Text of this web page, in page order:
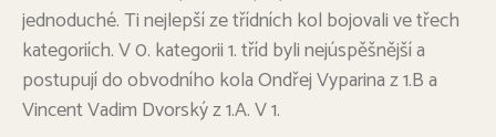
jednoduché. Ti nejlepší ze třídních kol bojovali ve třech
kategoriích. V 0. kategorii 1. tříd byli nejúspěšnější a
postupují do obvodního kola Ondřej Vyparina z 1.B a
Vincent Vadim Dvorský z 1.A. V 1.